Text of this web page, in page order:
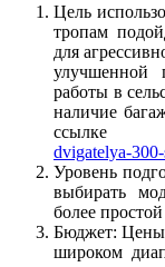
Цель
тропам
для
улучшенной
работы в
наличие
dvigatelya-
Уровень
выбирать
более
Бюджет: Цены
широком